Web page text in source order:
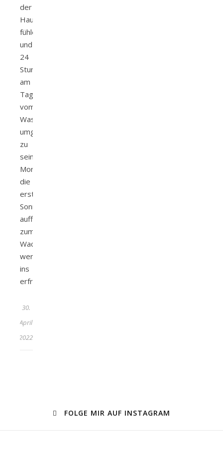
der
Haut
fühlen
und
24
Stunden
am
Tag
vom
Wasser
umgeben
zu
sein.
Morgens
die
ersten
Sonnenstrahlen
auffangen,
zum
Wach
werden
ins
erfrischende…
30.
April
2022
FOLGE MIR AUF INSTAGRAM